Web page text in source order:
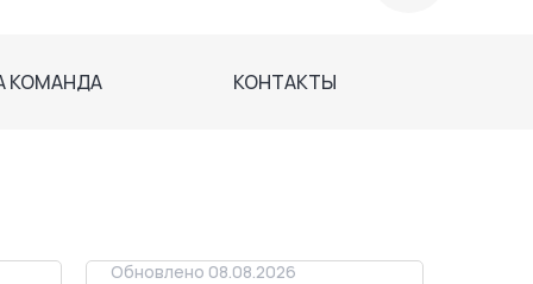
КОМАНДА КОНТАКТЫ
Обновлено 08.08.2026